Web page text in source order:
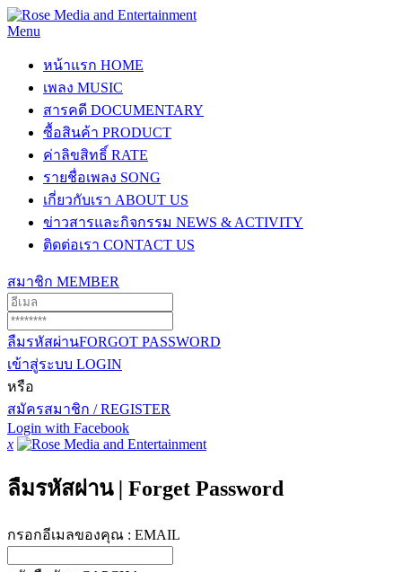
Menu
หน้าแรก HOME
เพลง MUSIC
สารคดี DOCUMENTARY
ซื้อสินค้า PRODUCT
ค่าลิขสิทธิ์ RATE
รายชื่อเพลง SONG
เกี่ยวกับเรา ABOUT US
ข่าวสารและกิจกรรม NEWS & ACTIVITY
ติดต่อเรา CONTACT US
สมาชิก MEMBER
ลืมรหัสผ่านFORGOT PASSWORD
เข้าสู่ระบบ LOGIN
หรือ
สมัครสมาชิก / REGISTER
Login with Facebook
x
ลืมรหัสผ่าน | Forget Password
กรอกอีเมลของคุณ : EMAIL